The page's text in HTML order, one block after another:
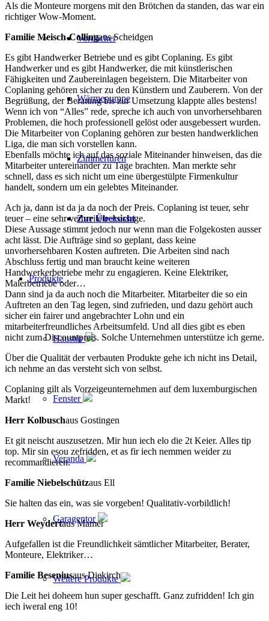
Vordächer
Wärmepumpe
Zimmertüren
Zur Übersicht
Produkte
Haustür
Fenster
Veranda
Garagentor
Weitere Produkte
Als die Monteure morgens mit den Brötchen da standen, das war ein
richtiger Wow-Moment.
Familie Meisch-Collingaus Scheidgen
Es gibt Handwerker Betriebe und es gibt Coplaning. Es gibt
Handwerker und es gibt Handwerker, die mit künstlerischen
Fähigkeiten und Zaubereinlagen begeistern. Die Mitarbeiter von
Coplaning gehören sicher zu den Künstlern und Zauberern. Von der
Begrüßung, der Beratung bis zur Umsetzung klappte alles bestens!
Wenn ich von “Alles” rede, spreche ich auch von unvorhersehbaren
Problemen, die hoch professionell gelöst oder ausgebessert wurden.
Die Mitarbeiter von Coplaning gehören zur besten handwerklichen
Liga, die man sich vorstellen kann.
Ebenfalls möchte ich auf das soziale Miteinander hinweisen, das die
Mitarbeiter untereinander zu Tage brachten. Man merkte sehr
schnell, dass es sich nicht um eine übergestülpte Firmenkultur
handelt, sondern um ein gelebtes Miteinander.
Ach ja, dann ist da ja da noch der Preis. Coplaning ist teuer, sehr
teuer – eine sehr verbreitete Aussage.
Diese Aussage stimmt jedoch nur wenn man die Folgekosten ausser
acht lässt. Die Aufträge sind so geplant, dass keine
unvorhersehbaren Kosten auftreten. Die Arbeiten sind nach
Abschluss fertig und man braucht keine weiteren
Handwerkerbetriebe mehr zu engagieren. Keine Elektriker,
Malerbetriebe oder…
Dann sind ja da auch noch die Mitarbeiter. Mitarbeiter die so ein
Auftreten an den Tag legen, sind zufrieden, und dazu gehört auch
sicher ein fairer und angebrachter Lohn und ein
mitarbeiterfreundliches Arbeitsumfeld. Und all dies gibt es eben
nicht zum Discountpreis. Solche Unternehmen unterstütze ich gerne.
Über die Qualität der verbauten Produkte gehe ich nicht ins Detail,
ich nehme an das versteht sich von selbst.
Coplaning gilt als Vorzeigeunternehmen auf dem luxemburgischen
Markt!
Herr Kolbuschaus Gostingen
Et git neischt auszusetzen. Mir hun iech elo die 2t Keier. Alles tip
top. Mir sin esou zefridden, et as fir iech nemmen weider zu
recommandieren.
Familie Niebelschützaus Ell
Sie halten das ein, was sie vorgeben! Qualitativ-vorbildlich!
Herr Weydertaus Mamer
Aufgefallen ist die Freundlichkeit sämtlicher Mitarbeiter, Berater,
Monteure, Elektriker…
Familie Beseniusaus Diekirch
Die Leit hei doheem hun super geschafft. Ganz zufridden! Ich gin
iech iweral eng 10!